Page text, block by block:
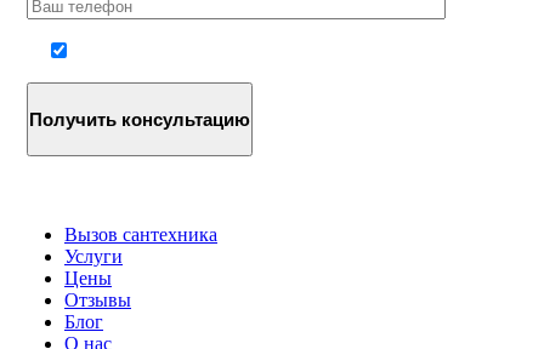
Вызов сантехника
Услуги
Цены
Отзывы
Блог
О нас